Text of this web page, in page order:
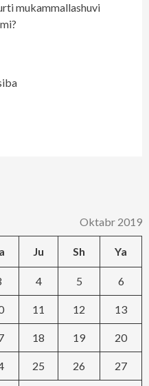
mukammallashuvi
Oktabr 2019
Ju Sh Ya
4 5 6
11 12 13
18 19 20
25 26 27